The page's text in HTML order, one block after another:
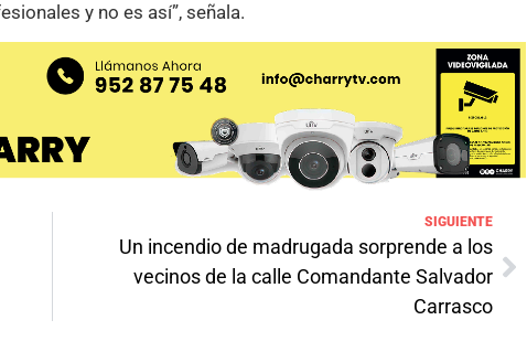
y no es así”, señala.
SIGUIENTE
Un incendio de madrugada sorprende a los
vecinos de la calle Comandante Salvador
Carrasco